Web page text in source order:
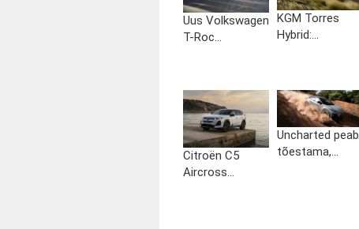
Uus Volkswagen
T-Roc...
KGM Torres
Hybrid:...
Citroën C5
Aircross...
Uncharted peab
tõestama,...